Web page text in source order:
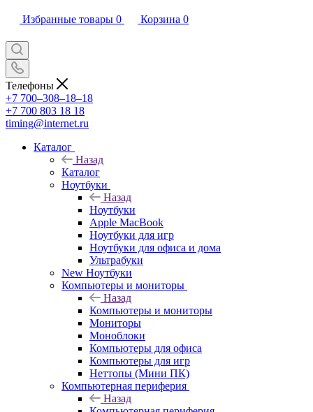
Избранные товары 0 Корзина 0
Телефоны
+7 700‒308‒18‒18
+7 700 803 18 18
timing@internet.ru
Каталог
Назад
Каталог
Ноутбуки
Назад
Ноутбуки
Apple MacBook
Ноутбуки для игр
Ноутбуки для офиса и дома
Ультрабуки
New Ноутбуки
Компьютеры и мониторы
Назад
Компьютеры и мониторы
Мониторы
Моноблоки
Компьютеры для офиса
Компьютеры для игр
Неттопы (Мини ПК)
Компьютерная периферия
Назад